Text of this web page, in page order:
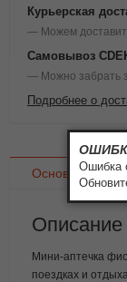
Курьерская
— Можем
Самовывоз
— Можно забрать
Подробнее о
Основное
Описание
Мини-аптечка
поездках и
Ошибка